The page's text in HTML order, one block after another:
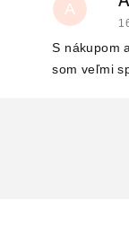
z 5 hviezdičiek.
A
S nákupom
som veľmi